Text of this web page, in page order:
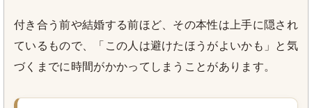
付き合う前や結婚する前ほど、その本性は上手に隠され
ているもので、「この人は避けたほうがよいかも」と気
づくまでに時間がかかってしまうことがあります。